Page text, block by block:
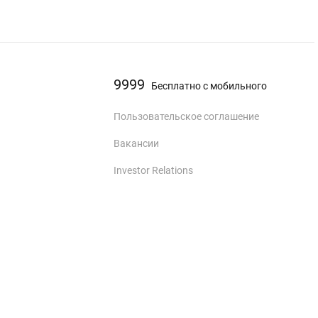
9999 Бесплатно с мобильного
Пользовательское соглашение
Вакансии
Investor Relations